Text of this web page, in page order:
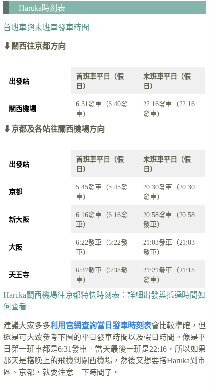
Haruka時刻表
首班車與末班車發車時間
⬇ 關西往京都方向
出發站
首班車平日（假
日）
末班車平日（假
日）
關西機場
6:31發車（6:40發
車）
22:16發車（22:16
發車）
⬇京都及各站往關西機場方向
出發站
首班車平日（假
日）
末班車平日（假
日）
京都
5:45發車（5:45發
車）
20:30發車（20:30
發車）
新大阪
6:16發車（6:16發
車）
20:58發車（20:58
發車）
大阪
6:22發車（6:22發
車）
21:03發車（21:03
發車）
天王寺
6:37發車（6:38發
車）
21:21發車（21:18
發車）
Haruka關西機場往京都特快時刻表：詳細出發與抵達時間如
何查看
建議大家多多利用官網查詢當日發車時刻表會比較準確，但
還是可大致參考下圖的平日發車時間以及假日時間。像是平
日第一班車都是6:31發車，當天最後一班是22:16，所以如果
那天是搭晚上的飛機到關西機場，然後又想要搭Haruka到市
區、京都，就要注意一下時間了。